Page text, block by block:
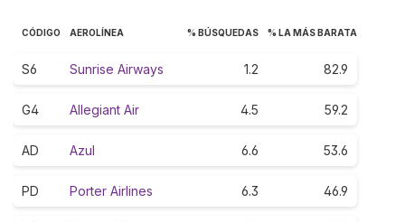
CÓDIGO AEROLÍNEA % BÚSQUEDAS % LA MÁS BARATA
S6 Sunrise Airways 1.2 82.9
G4 Allegiant Air 4.5 59.2
AD Azul 6.6 53.6
PD Porter Airlines 6.3 46.9